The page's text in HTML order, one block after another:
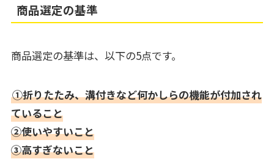
商品選定の基準
商品選定の基準は、以下の5点です。
①折りたたみ、溝付きなど何かしらの機能が付加され
ていること
②使いやすいこと
③高すぎないこと